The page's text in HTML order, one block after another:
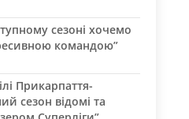
сезоні хочемо
командою”
Прикарпаття-
сезон відомі та